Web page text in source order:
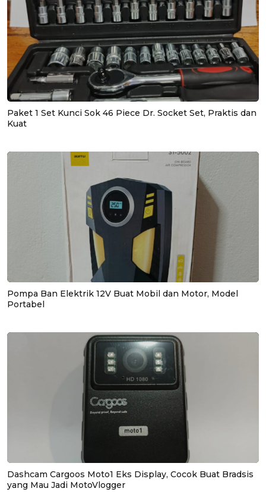
Paket 1 Set Kunci Sok 46 Piece Dr. Socket Set, Praktis dan
Kuat
Pompa Ban Elektrik 12V Buat Mobil dan Motor, Model
Portabel
Dashcam Cargoos Moto1 Eks Display, Cocok Buat Bradsis
yang Mau Jadi MotoVlogger